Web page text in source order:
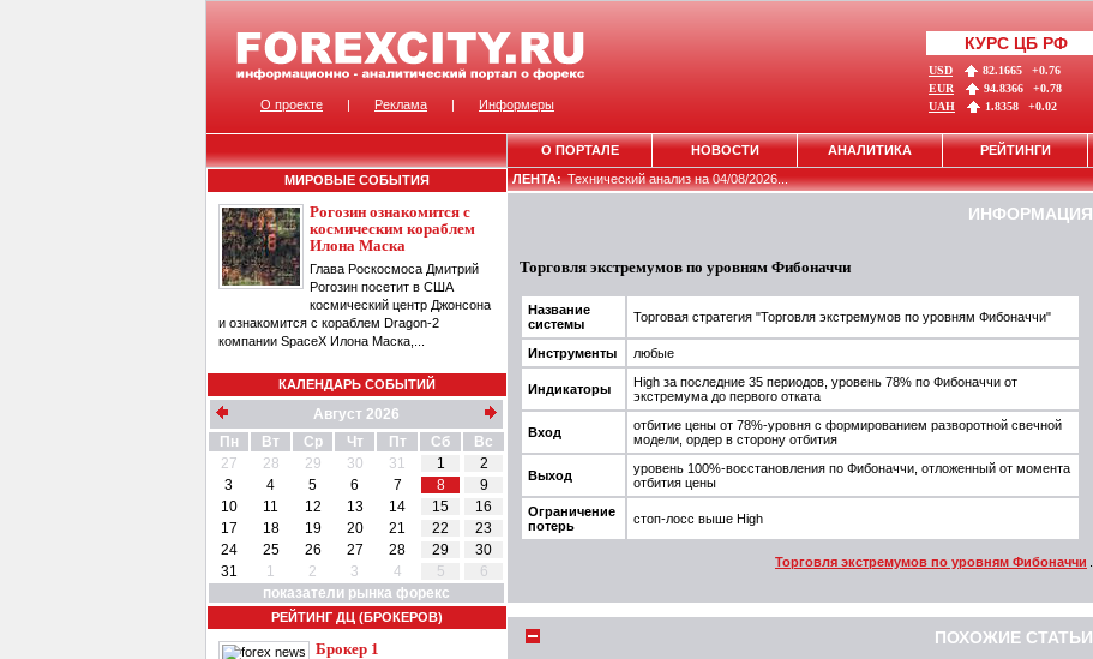
МИРОВЫЕ СОБЫТИЯ
Рогозин ознакомится с
космическим кораблем
Илона Маска
Глава Роскосмоса Дмитрий
Рогозин посетит в США
космический центр Джонсона
и ознакомится с кораблем Dragon-2
компании SpaceX Илона Маска,...
КАЛЕНДАРЬ СОБЫТИЙ
Август 2026
Пн
Вт Ср Чт Пт Сб
Вс
27
28 29 30 31 1
2
3
4 5 6 7 8
9
10
11 12 13 14 15
16
17
18 19 20 21 22
23
24
25 26 27 28 29
30
31
1 2 3 4 5
6
показатели рынка форекс
РЕЙТИНГ ДЦ (БРОКЕРОВ)
Брокер 1
ЛЕНТА:Технический анализ на 04/08/2026...
ИНФОРМАЦИЯ
Торговля экстремумов по уровням Фибоначчи
Название
системы
Торговая стратегия "Торговля экстремумов по уровням Фибоначчи"
Инструменты любые
Индикаторы
High за последние 35 периодов, уровень 78% по Фибоначчи от
экстремума до первого отката
Вход
отбитие цены от 78%-уровня с формированием разворотной свечной
модели, ордер в сторону отбития
Выход
уровень 100%-восстановления по Фибоначчи, отложенный от момента
отбития цены
Ограничение
потерь
стоп-лосс выше High
Торговля экстремумов по уровням Фибоначчи
ПОХОЖИЕ СТАТЬИ
О проекте | Реклама | Информеры
КУРС ЦБ РФ
USD 82.1665
+0.76
EUR
94.8366
+0.78
UAH
1.8358 +0.02
О ПОРТАЛЕ НОВОСТИ АНАЛИТИКА РЕЙТИНГИ